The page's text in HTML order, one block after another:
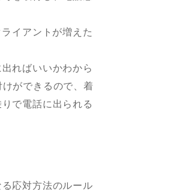
イアントが増えた
ればいいかわから
ができるので、着
で電話に出られる
応対方法のルール